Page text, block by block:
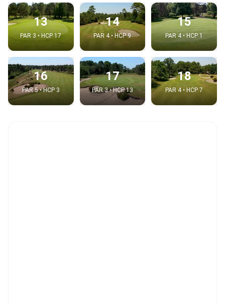
13
PAR 3 • HCP 17
14
PAR 4 • HCP 9
15
PAR 4 • HCP 1
16
PAR 5 • HCP 3
17
PAR 3 • HCP 13
18
PAR 4 • HCP 7